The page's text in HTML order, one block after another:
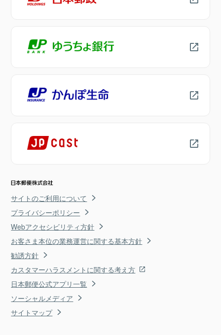
サイトのご利用について
プライバシーポリシー
Webアクセシビリティ方針
お客さま本位の業務運営に関する基本方針
勧誘方針
カスタマーハラスメントに関する考え方
日本郵便公式アプリ一覧
ソーシャルメディア
サイトマップ